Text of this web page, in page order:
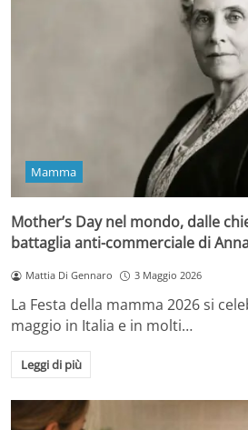
Mamma
Mother’s Day nel mondo, dalle
battaglia anti-commerciale di
Mattia Di Gennaro 3 Maggio 2026
La Festa della mamma 2026 si
maggio in Italia e in molti…
Leggi di più